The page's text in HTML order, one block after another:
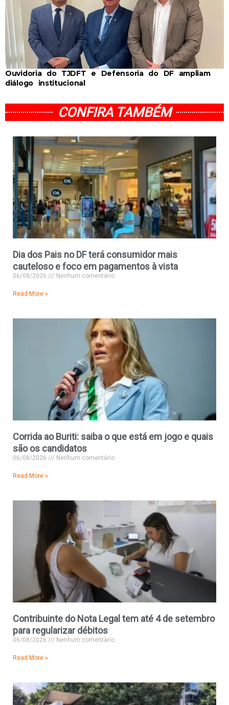
Ouvidoria do TJDFT e Defensoria do DF ampliam
diálogo institucional
CONFIRA TAMBÉM
Dia dos Pais no DF terá consumidor mais
cauteloso e foco em pagamentos à vista
06/08/2026 Nenhum comentário
Read More »
Corrida ao Buriti: saiba o que está em jogo e quais
são os candidatos
06/08/2026 Nenhum comentário
Read More »
Contribuinte do Nota Legal tem até 4 de setembro
para regularizar débitos
06/08/2026 Nenhum comentário
Read More »